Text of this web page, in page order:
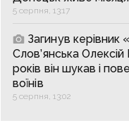
5 серпня, 13:17
Загинув керівник
Слов’янська
років він шукав і
воїнів
5 серпня, 13:02